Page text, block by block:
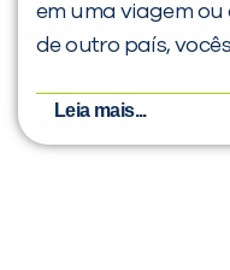
em uma viagem
de outro país, vocês
Leia mais...